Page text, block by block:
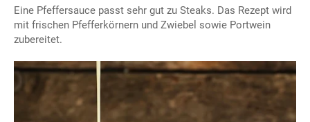
Eine Pfeffersauce passt sehr gut zu Steaks. Das Rezept wird
mit frischen Pfefferkörnern und Zwiebel sowie Portwein
zubereitet.